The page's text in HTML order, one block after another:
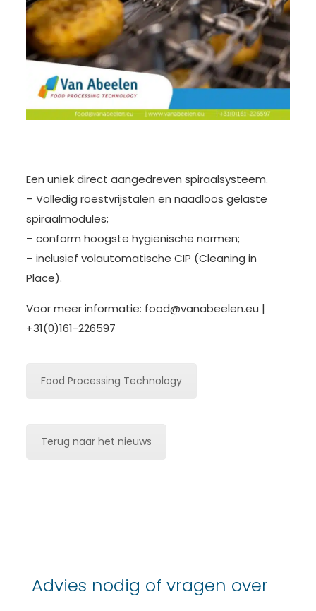
Een uniek direct aangedreven spiraalsysteem.
– Volledig roestvrijstalen en naadloos gelaste
spiraalmodules;
– conform hoogste hygiënische normen;
– inclusief volautomatische CIP (Cleaning in
Place).
Voor meer informatie: food@vanabeelen.eu |
+31(0)161-226597
Food Processing Technology
Terug naar het nieuws
Advies nodig of vragen over